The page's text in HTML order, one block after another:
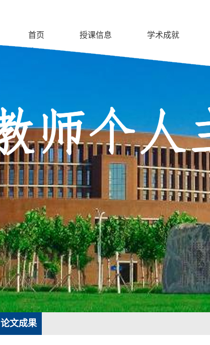
首页 授课信息 学术成就
论文成果